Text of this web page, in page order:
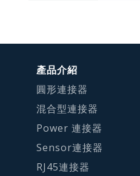
產品介紹
圓形連接器
混合型連接器
Power 連接器
Sensor連接器
RJ45連接器